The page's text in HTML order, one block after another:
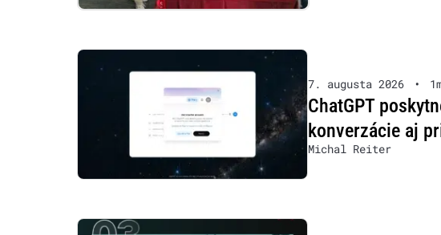
7. augusta 2026 •
ChatGPT
konverzácie aj
Michal Reiter